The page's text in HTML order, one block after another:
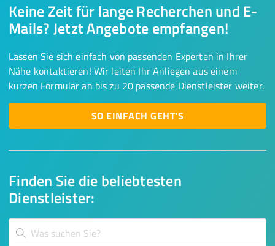
Finden Sie die beliebtesten
Dienstleister:
Keine Zeit für lange Recherchen und E-
Mails? Jetzt Angebote empfangen!
Lassen Sie sich einfach von passenden Experten in Ihrer
Nähe kontaktieren! Wir leiten Ihr Anliegen aus einem
kurzen Formular an bis zu 20 passende Dienstleister weiter.
SO EINFACH GEHT'S